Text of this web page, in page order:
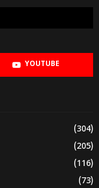
YOUTUBE
(304)
(205)
(116)
(73)